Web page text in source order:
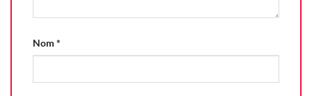
Nom *